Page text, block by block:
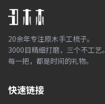
20余年专注原木手工梳子。
3000目精细打磨，三个不工艺。
每一把，都是时间的礼物。
快速链接